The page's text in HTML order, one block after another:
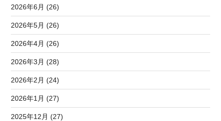
2026年6月 (26)
2026年5月 (26)
2026年4月 (26)
2026年3月 (28)
2026年2月 (24)
2026年1月 (27)
2025年12月 (27)